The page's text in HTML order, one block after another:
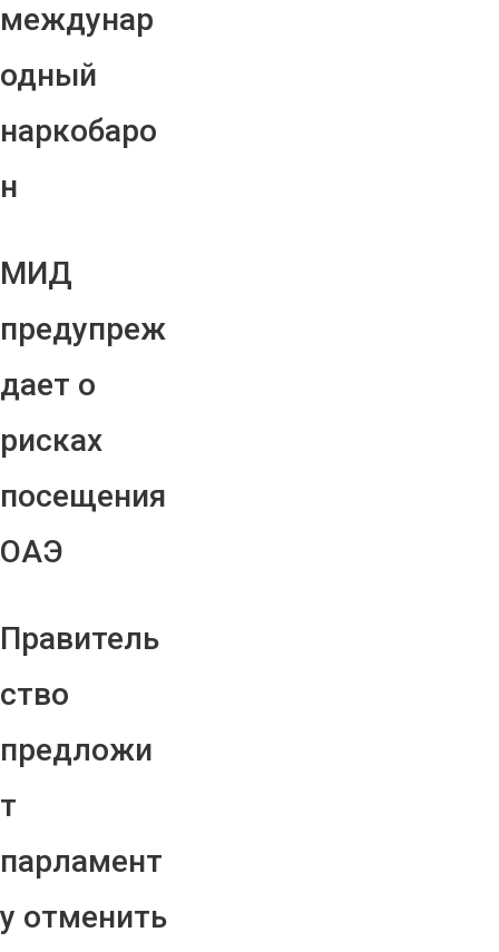
междунар
одный
наркобаро
н
МИД
предупреж
дает о
рисках
посещения
ОАЭ
Правитель
ство
предложи
т
парламент
у отменить